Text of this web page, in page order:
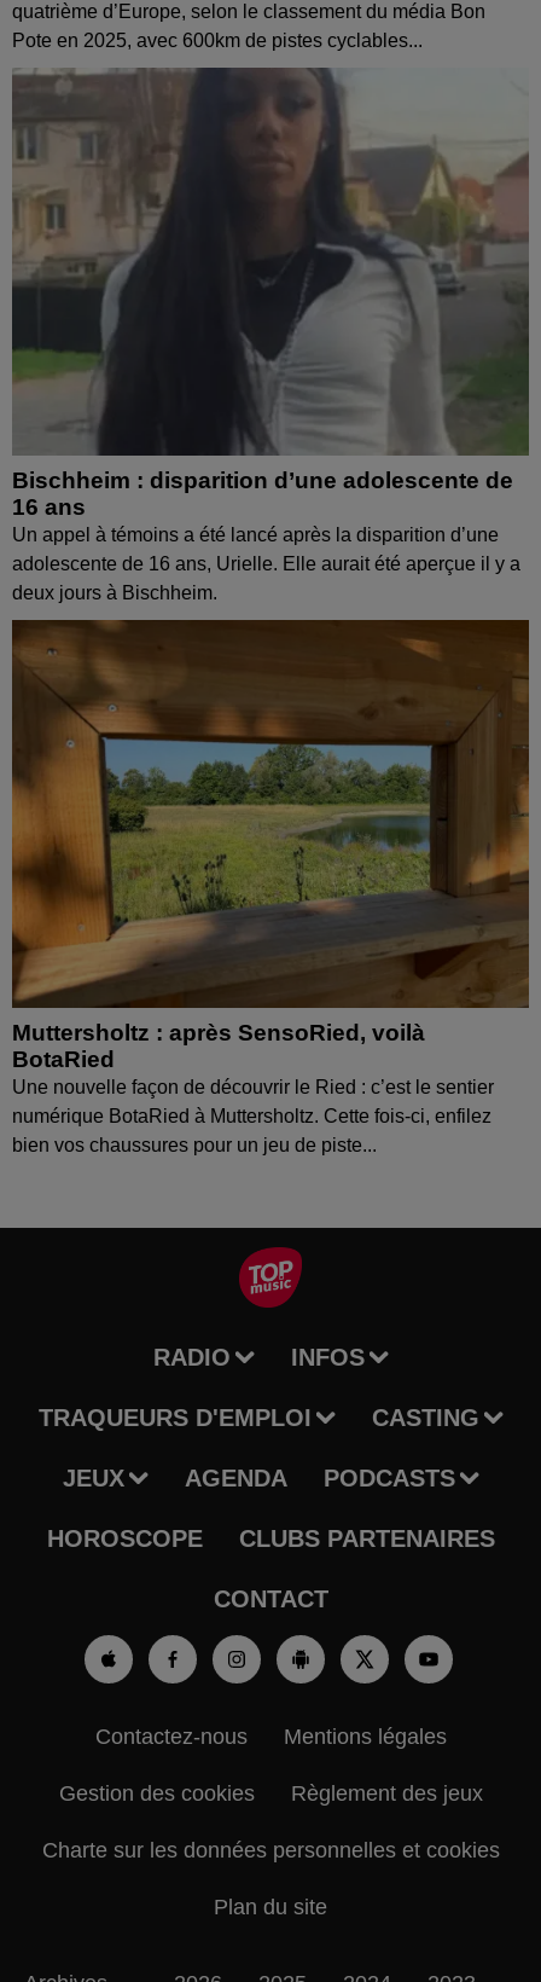
quatrième d’Europe, selon le classement du média Bon
Pote en 2025, avec 600km de pistes cyclables...
Bischheim : disparition d’une adolescente de
16 ans
Un appel à témoins a été lancé après la disparition d’une
adolescente de 16 ans, Urielle. Elle aurait été aperçue il y a
deux jours à Bischheim.
Muttersholtz : après SensoRied, voilà
BotaRied
Une nouvelle façon de découvrir le Ried : c’est le sentier
numérique BotaRied à Muttersholtz. Cette fois-ci, enfilez
bien vos chaussures pour un jeu de piste...
RADIO INFOS
TRAQUEURS D'EMPLOI CASTING
JEUX AGENDA PODCASTS
HOROSCOPE CLUBS PARTENAIRES
CONTACT
Contactez-nous Mentions légales
Gestion des cookies Règlement des jeux
Charte sur les données personnelles et cookies
Plan du site